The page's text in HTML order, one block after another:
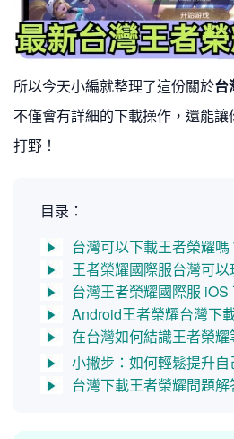
所以今天小編就整理了這份關於台
不僅會有詳細的下載操作，還能
打野！
目录：
台灣可以下載王者榮耀嗎
王者榮耀國際服台灣可以
台灣王者榮耀國際服 iOS
Android王者榮耀台灣下
在台灣如何結識王者榮
小撇步：如何輕鬆提升
台灣下載王者榮耀問題解